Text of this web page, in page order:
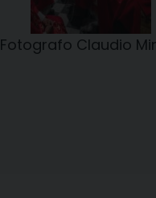
Fotografo Claudio